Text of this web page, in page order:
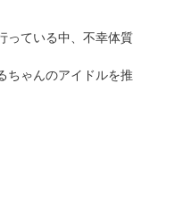
っている中、不幸体質
ちゃんのアイドルを推